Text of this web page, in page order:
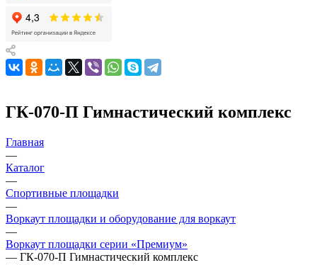
ГК-070-П Гимнастический комплекс
Главная
—
Каталог
—
Спортивные площадки
—
Воркаут площадки и оборудование для воркаут
—
Воркаут площадки серии «Премиум»
— ГК-070-П Гимнастический комплекс